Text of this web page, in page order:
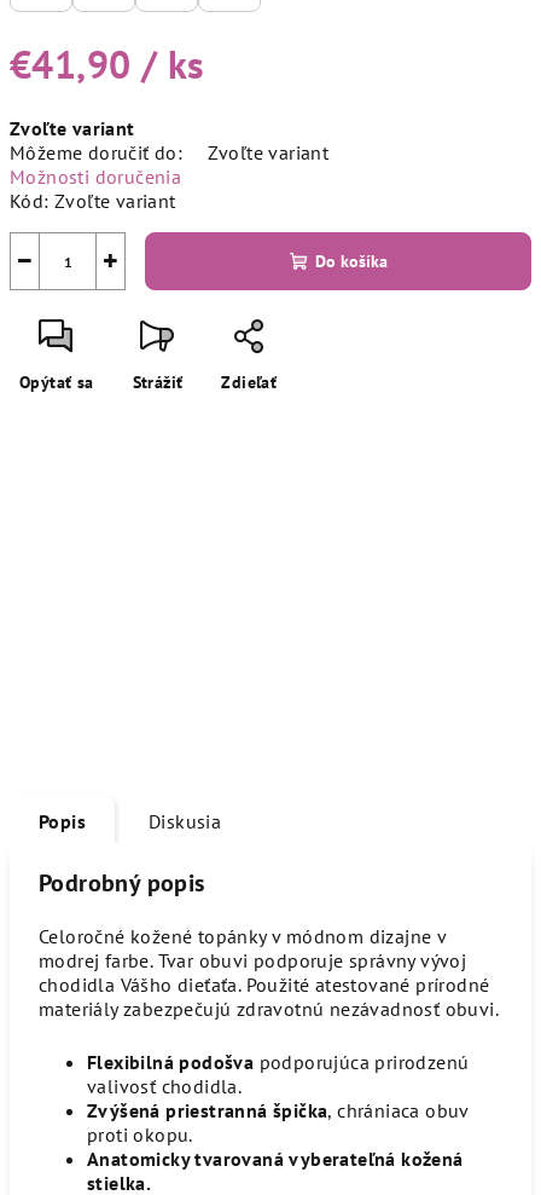
€41,90 / ks
cena:
Zvoľte variant
Môžeme doručiť do:
Zvoľte variant
Možnosti doručenia
Kód: Zvoľte variant
+
− Do košíka
Opýtať sa Strážiť Zdieľať
Popis Diskusia
Podrobný popis
Celoročné kožené topánky v módnom dizajne v
modrej farbe. Tvar obuvi podporuje správny vývoj
chodidla Vášho dieťaťa. Použité atestované prírodné
materiály zabezpečujú zdravotnú nezávadnosť obuvi.
Flexibilná podošva podporujúca prirodzenú
valivosť chodidla.
Zvýšená priestranná špička, chrániaca obuv
proti okopu.
Anatomicky tvarovaná vyberateľná kožená
stielka.